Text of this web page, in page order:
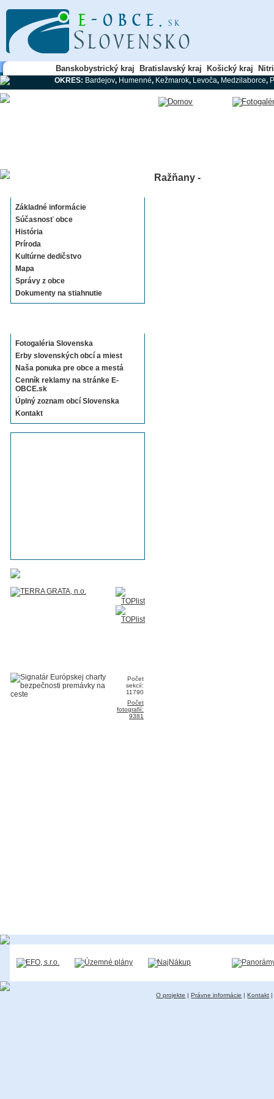
Banskobystrický kraj Bratislavský kraj Košický kraj
OKRES: Bardejov, Humenné, Kežmarok, Levoča, Medzilaborce,
Základné informácie
Súčasnosť obce
História
Príroda
Kultúrne dedičstvo
Mapa
Správy z obce
Dokumenty na stiahnutie
Fotogaléria Slovenska
Erby slovenských obcí a miest
Naša ponuka pre obce a mestá
Cenník reklamy na stránke E-
OBCE.sk
Úplný zoznam obcí Slovenska
Kontakt
Počet
sekcií:
11790
Počet
fotografií:
9381
Ražňany -
O projekte |Právne informácie |Kontakt